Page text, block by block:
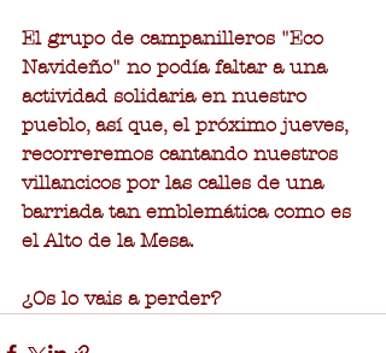
El grupo de campanilleros "Eco
Navideño" no podía faltar a una
actividad solidaria en nuestro
pueblo, así que, el próximo jueves,
recorreremos cantando nuestros
villancicos por las calles de una
barriada tan emblemática como es
el Alto de la Mesa.
¿Os lo vais a perder?